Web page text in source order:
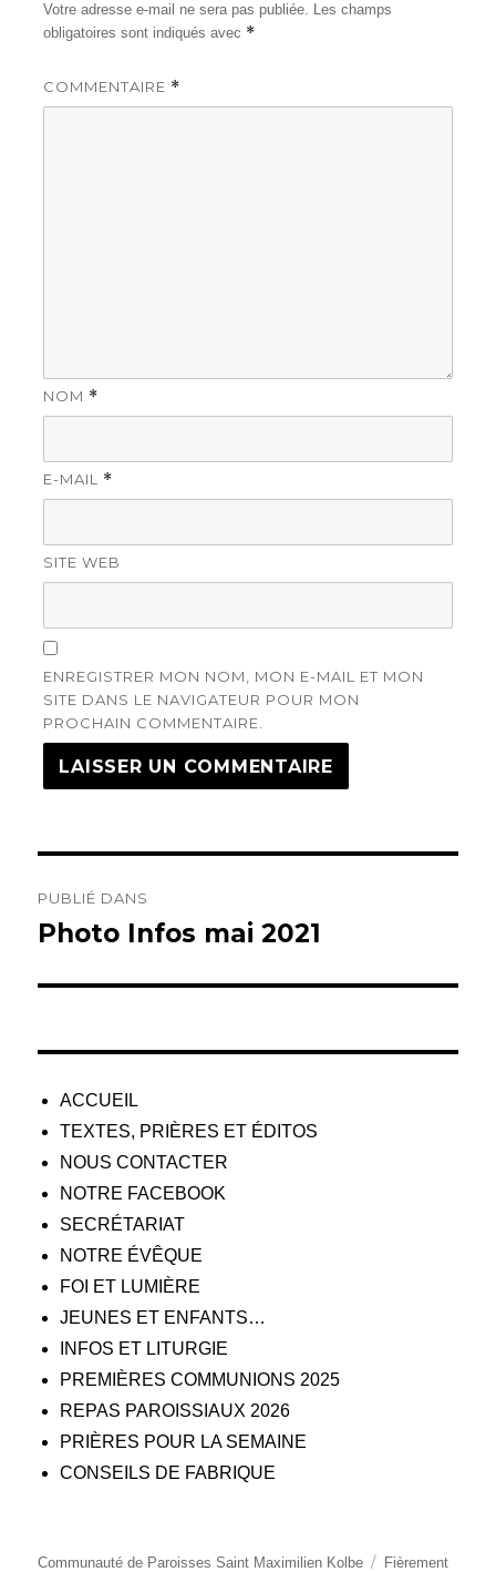
Votre adresse e-mail ne sera pas publiée. Les champs
obligatoires sont indiqués avec *
COMMENTAIRE *
NOM *
E-MAIL *
SITE WEB
ENREGISTRER MON NOM, MON E-MAIL ET MON
SITE DANS LE NAVIGATEUR POUR MON
PROCHAIN COMMENTAIRE.
de
PUBLIÉ DANS
Photo Infos mai 2021
ACCUEIL
TEXTES, PRIÈRES ET ÉDITOS
NOUS CONTACTER
NOTRE FACEBOOK
SECRÉTARIAT
NOTRE ÉVÊQUE
FOI ET LUMIÈRE
JEUNES ET ENFANTS…
INFOS ET LITURGIE
PREMIÈRES COMMUNIONS 2025
REPAS PAROISSIAUX 2026
PRIÈRES POUR LA SEMAINE
CONSEILS DE FABRIQUE
Communauté de Paroisses Saint Maximilien Kolbe Fièrement